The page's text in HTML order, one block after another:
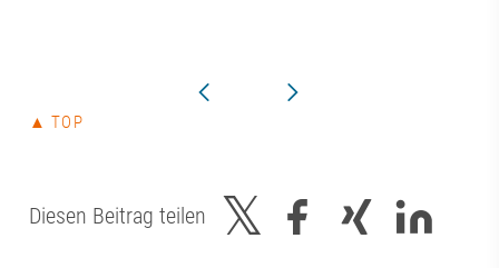
▲ TOP
Diesen Beitrag teilen